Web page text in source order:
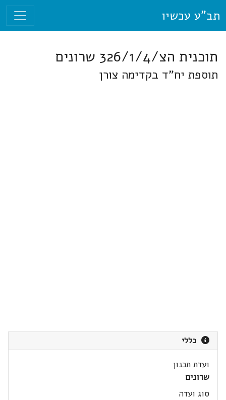
תב"ע עכשיו
תוכנית הצ/326/1/4 שרונים
תוספת יח"ד בקדימה צורן
כללי
ועדת תכנון
שרונים
סוג ועדה